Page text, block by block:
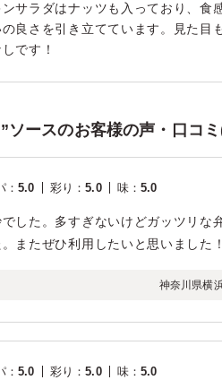
サラダはナッツも入っており、食
良さを引き立てています。見た目
です！
ソースのお客様の声・口コ
： 5.0 彩り ：5.0 味：5.0
した。多すぎないけどガッツリな
またぜひ利用したいと思いました
神奈川県横
： 5.0 彩り ：5.0 味：5.0